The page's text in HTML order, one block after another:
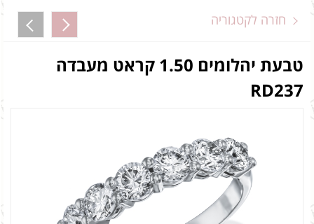
חזרה לקטגוריה
טבעת יהלומים 1.50 קראט מעבדה
RD237